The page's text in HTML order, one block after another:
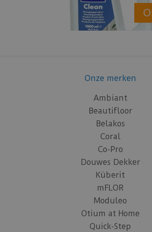
Onze merken
Ambiant
Beautifloor
Belakos
Coral
Co-Pro
Douwes Dekker
Küberit
mFLOR
Moduleo
Otium at Home
Quick-Step